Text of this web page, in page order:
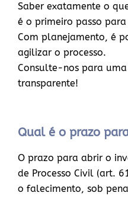
Saber exatamente o
é o primeiro passo
Com planejamento, é
agilizar o processo.
Consulte-nos para
transparente!
Qual é o prazo
O prazo para abrir o
de Processo Civil (art.
o falecimento, sob